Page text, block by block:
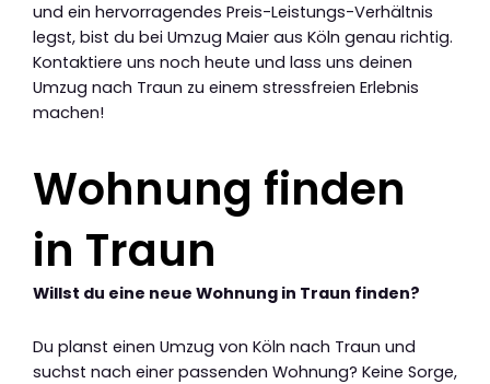
und ein hervorragendes Preis-Leistungs-Verhältnis
legst, bist du bei Umzug Maier aus Köln genau richtig.
Kontaktiere uns noch heute und lass uns deinen
Umzug nach Traun zu einem stressfreien Erlebnis
machen!
Wohnung finden
in Traun
Willst du eine neue Wohnung in Traun finden?
Du planst einen Umzug von Köln nach Traun und
suchst nach einer passenden Wohnung? Keine Sorge,